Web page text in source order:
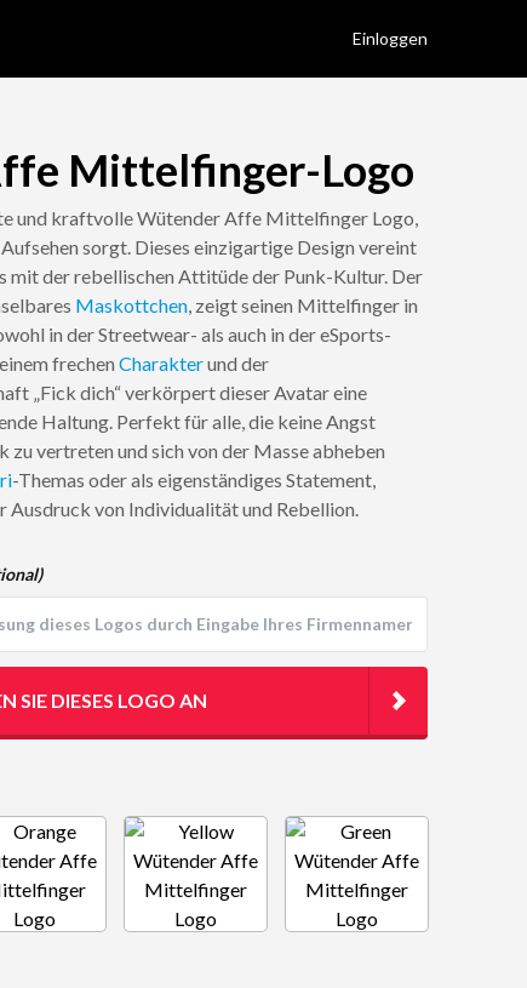
Einloggen
Mittelfinger-Logo
und kraftvolle Wütender Affe Mittelfinger Logo,
sorgt. Dieses einzigartige Design vereint
mit der rebellischen Attitüde der Punk-Kultur. Der
Maskottchen, zeigt seinen Mittelfinger in
in der Streetwear- als auch in der eSports-
frechen Charakterund der
„Fick dich“ verkörpert dieser Avatar eine
Haltung. Perfekt für alle, die keine Angst
zu vertreten und sich von der Masse abheben
-Themas oder als eigenständiges Statement,
Ausdruck von Individualität und Rebellion.
SIE DIESES LOGO AN